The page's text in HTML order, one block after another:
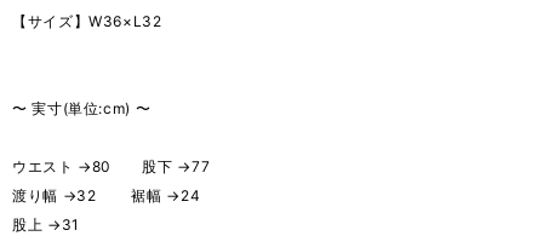
【サイズ】W36×L32
〜 実寸(単位:cm) 〜
ウエスト →80 股下 →77
渡り幅 →32 裾幅 →24
股上 →31